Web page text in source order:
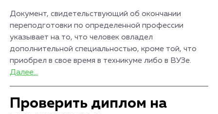
Документ, свидетельствующий об окончании
переподготовки по определенной профессии
указывает на то, что человек овладел
дополнительной специальностью, кроме той, что
приобрел в свое время в техникуме либо в ВУЗе.
Далее...
Проверить диплом на